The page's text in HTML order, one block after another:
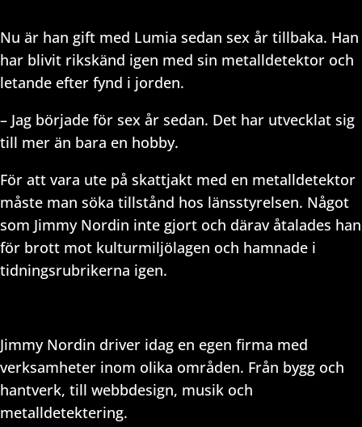
Nu är han gift med Lumia sedan sex år tillbaka. Han
har blivit rikskänd igen med sin metalldetektor och
letande efter fynd i jorden.
– Jag började för sex år sedan. Det har utvecklat sig
till mer än bara en hobby.
För att vara ute på skattjakt med en metalldetektor
måste man söka tillstånd hos länsstyrelsen. Något
som Jimmy Nordin inte gjort och därav åtalades han
för brott mot kulturmiljölagen och hamnade i
tidningsrubrikerna igen.
Jimmy Nordin driver idag en egen firma med
verksamheter inom olika områden. Från bygg och
hantverk, till webbdesign, musik och
metalldetektering.